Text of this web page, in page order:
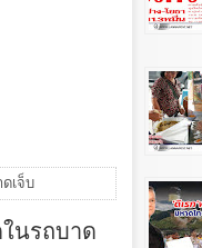
เจ็บ
นรถบาด